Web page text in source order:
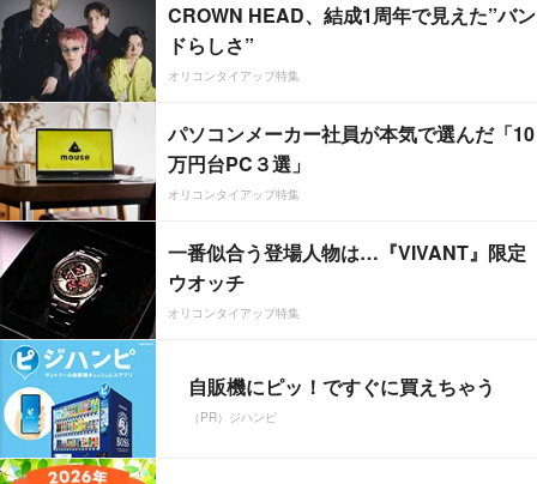
CROWN HEAD、結成1周年で見えた”バン
ドらしさ”
オリコンタイアップ特集
パソコンメーカー社員が本気で選んだ「10
万円台PC３選」
オリコンタイアップ特集
一番似合う登場人物は…『VIVANT』限定
ウオッチ
オリコンタイアップ特集
自販機にピッ！ですぐに買えちゃう
（PR）ジハンピ